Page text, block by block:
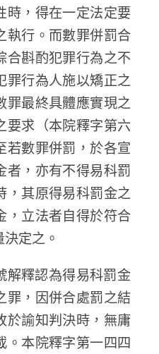
時，得在一定法定要
執行。而數罪併罰合
合斟酌犯罪行為之不
罪行為人施以矯正之
罪最終具體應實現之
要求（本院釋字第六
若數罪併罰，於各宣
者，亦有不得易科罰
，其原得易科罰金之
，立法者自得於符合
定之。
解釋認為得易科罰金
罪，因併合處罰之結
於諭知判決時，無庸
。本院釋字第一四四